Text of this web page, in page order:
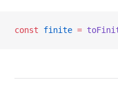
const finite =